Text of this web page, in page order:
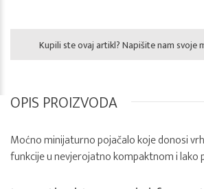
Kupili ste ovaj artikl? Napišite nam svoje
OPIS PROIZVODA
Moćno minijaturno pojačalo koje donosi
funkcije u nevjerojatno kompaktnom i